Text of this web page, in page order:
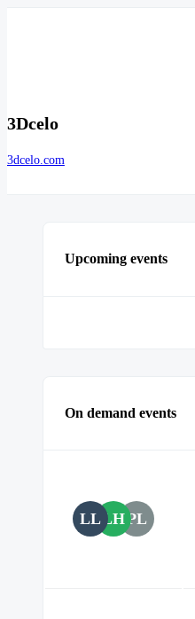
3Dcelo
3dcelo.com
Upcoming events
On demand events
LL LH PL